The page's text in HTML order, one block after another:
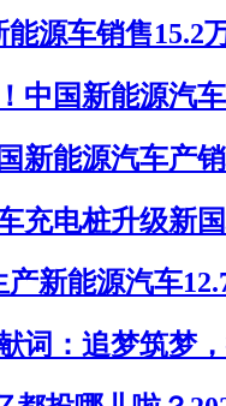
源车销售15.2
中国新能源汽
新能源汽车产
充电桩升级新
产新能源汽车
词：追梦筑梦